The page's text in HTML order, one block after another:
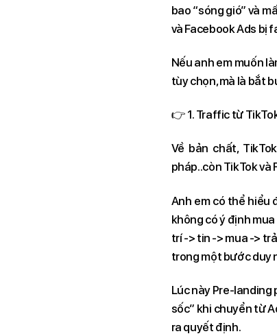
bao “sóng gió” và
và Facebook Ads bị
Nếu anh em muốn
tùy chọn, mà là bắt
👉 1. Traffic từ
Về bản chất,
pháp..còn TikTok
Anh em có thể hiểu
không có ý định
trí -> tin -> mua ->
trong một bước duy
Lúc này Pre-landing
sốc” khi chuyển từ
ra quyết định.